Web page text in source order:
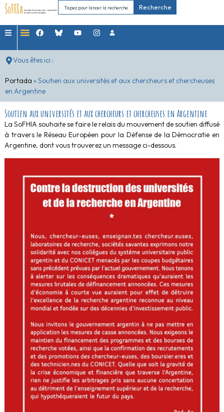
Recherche
Vous êtes ici :
Portada »Soutien aux universités et aux chercheurs et chercheuses
en Argentine
Soutien aux universités et aux chercheurs et chercheuses en Argentine
La SoFHIA souhaite se faire le relais du mouvement de soutien diffusé
à travers le Réseau Européen pour la Défense de la Démocratie en
Argentine, dont vous trouverez un message ci-dessous.